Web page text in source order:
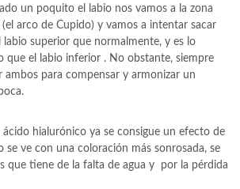
un poquito el labio nos vamos a la zona
arco de Cupido) y vamos a intentar sacar
superior que normalmente, y es lo
que el labio inferior . No obstante, siempre
ambos para compensar y armonizar un
hialurónico ya se consigue un efecto de
se ve con una coloración más sonrosada, se
que tiene de la falta de agua y por la pérdida